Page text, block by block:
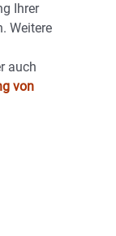
Ihrer
Weitere
auch
von